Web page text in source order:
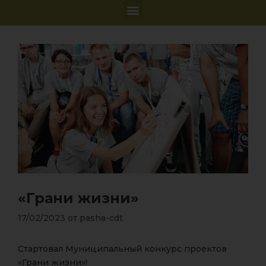
«Грани жизни»
17/02/2023 от pasha-cdt
Стартовал Муниципальный конкурс проектов
«Грани жизни»!